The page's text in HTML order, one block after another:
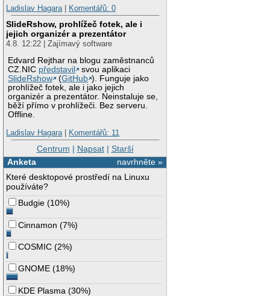
Ladislav Hagara| Komentářů: 0
SlideRshow, prohlížeč fotek, ale i
jejich organizér a prezentátor
4.8. 12:22 | Zajímavý software
Edvard Rejthar na blogu zaměstnanců
CZ.NIC představil
svou aplikaci
SlideRshow
(GitHub ). Funguje jako
prohlížeč fotek, ale i jako jejich
organizér a prezentátor. Neinstaluje se,
běží přímo v prohlížeči. Bez serveru.
Offline.
Ladislav Hagara| Komentářů: 11
Centrum | Napsat| Starší
navrhněte »
Anketa
Které desktopové prostředí na Linuxu
používáte?
Budgie (10%)
Cinnamon (7%)
COSMIC (2%)
GNOME (18%)
KDE Plasma (30%)